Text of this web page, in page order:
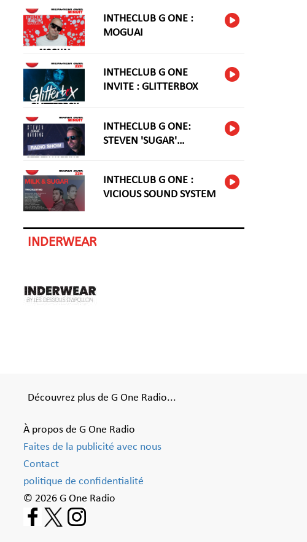
INTHECLUB G ONE :
MOGUAI
INTHECLUB G ONE
INVITE : GLITTERBOX
INTHECLUB G ONE:
STEVEN 'SUGAR'
INTHECLUB G ONE :
VICIOUS SOUND SYSTEM
INDERWEAR
Découvrez plus de G One Radio...
À propos de G One Radio
Faites de la publicité avec nous
Contact
politique de confidentialité
© 2026 G One Radio